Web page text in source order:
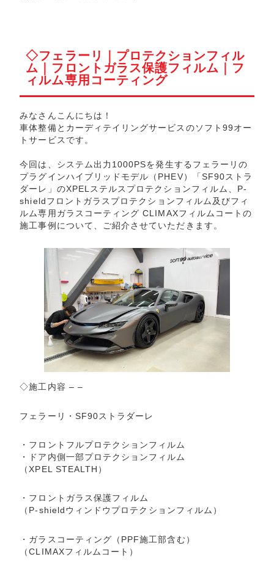
◇フェラーリ｜プロテクションフィル
ム｜フロントガラス保護フィルム｜フ
ィルム専用コーティング
みなさんこんにちは！
車体整備とカーディテイリングサービスのソフト99オー
トサービスです。
今回は、システム出力1000PSを発生するフェラーリの
プラグインハイブリッドモデル（PHEV）「SF90ストラ
ダーレ」のXPELステルスプロテクションフィルム、P-
shieldフロントガラスプロテクションフィルム及びフィ
ルム専用ガラスコーティング CLIMAXフィルムコートの
施工事例について、ご紹介させていただきます。
◇施工内容 – –
フェラーリ・SF90ストラダーレ
・フロントフルプロテクションフィルム
・ドア内側一部プロテクションフィルム
（XPEL STEALTH）
・フロントガラス保護フィルム
（P-shieldウィンドウプロテクションフィルム）
・ガラスコーティング（PPF施工部含む）
（CLIMAXフィルムコート）